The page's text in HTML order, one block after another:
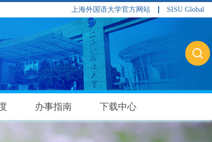
上海外国语大学官方网站 SISU Global
办事指南 下载中心